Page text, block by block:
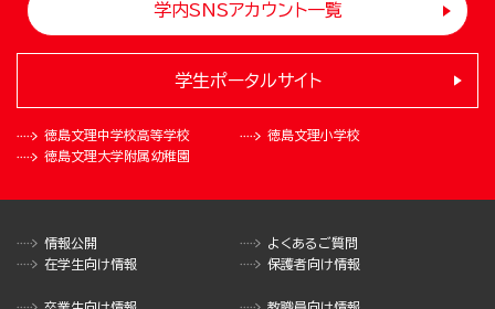
学内SNSアカウント一覧
徳島文理中学校高等学校
徳島文理小学校
徳島文理大学附属幼稚園
学生ポータルサイト
情報公開
よくあるご質問
在学生向け情報
保護者向け情報